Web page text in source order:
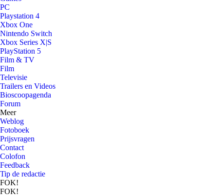
PC
Playstation 4
Xbox One
Nintendo Switch
Xbox Series X|S
PlayStation 5
Film & TV
Film
Televisie
Trailers en Videos
Bioscoopagenda
Forum
Meer
Weblog
Fotoboek
Prijsvragen
Contact
Colofon
Feedback
Tip de redactie
FOK!
FOK!